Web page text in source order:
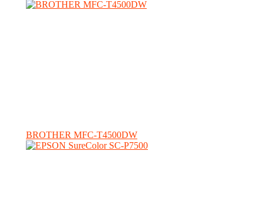
BROTHER MFC-T4500DW